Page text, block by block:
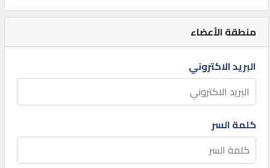
المنتدى
كيو
مزاد
كيو
نمبر
منطقة الأعضاء
البريد الاكتروني
كلمة السر